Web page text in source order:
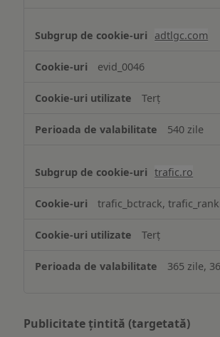
adtlgc.com
evid_0046
Terț
540 zile
trafic.ro
trafic_bctrack,
Terț
365 zile,
Publicitate țintită (targetată)